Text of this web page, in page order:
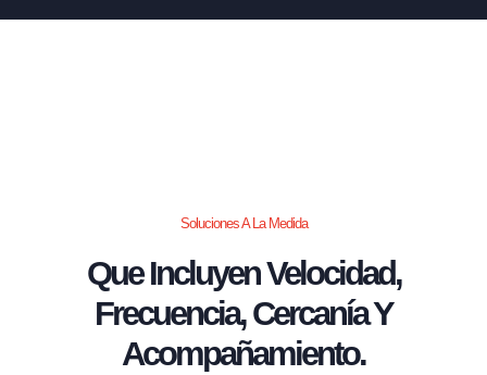
Soluciones A La Medida
Que Incluyen Velocidad,
Frecuencia, Cercanía Y
Acompañamiento.